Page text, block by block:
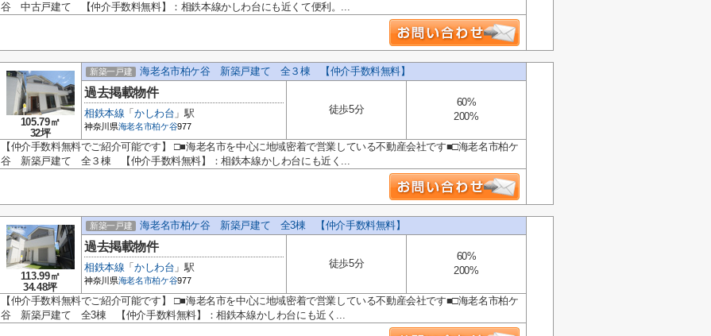
谷 中古戸建て 【仲介手数料無料】：相鉄本線かしわ台にも近くて便利。...
105.79㎡
32坪
新築一戸建 海老名市柏ケ谷 新築戸建て 全３棟 【仲介手数料無料】
過去掲載物件
相鉄本線 「かしわ台 」駅
神奈川県海老名市柏ケ谷977
徒歩5分
60%
200%
【仲介手数料無料でご紹介可能です】 □■海老名市を中心に地域密着で営業している不動産会社です■□海老名市柏ケ
谷 新築戸建て 全３棟 【仲介手数料無料】：相鉄本線かしわ台にも近く...
113.99㎡
34.48坪
新築一戸建 海老名市柏ケ谷 新築戸建て 全3棟 【仲介手数料無料】
過去掲載物件
相鉄本線 「かしわ台 」駅
神奈川県海老名市柏ケ谷977
徒歩5分
60%
200%
【仲介手数料無料でご紹介可能です】 □■海老名市を中心に地域密着で営業している不動産会社です■□海老名市柏ケ
谷 新築戸建て 全3棟 【仲介手数料無料】：相鉄本線かしわ台にも近く...